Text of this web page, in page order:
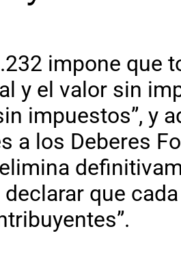
impone que
y el valor sin
impuestos”, y
a los Deberes
declarar que